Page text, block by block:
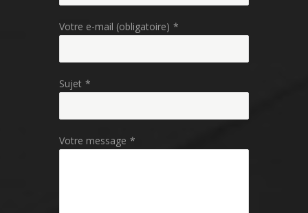
Votre e-mail (obligatoire) *
Sujet *
Votre message *